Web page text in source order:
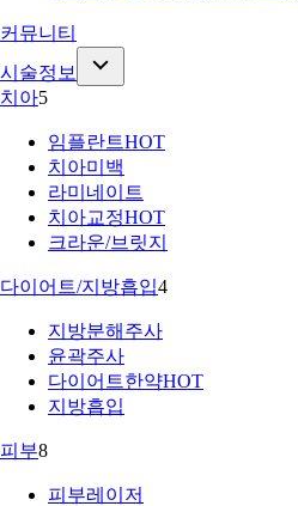
커뮤니티
시술정보
치아5
임플란트HOT
치아미백
라미네이트
치아교정HOT
크라운/브릿지
다이어트/지방흡입4
지방분해주사
윤곽주사
다이어트한약HOT
지방흡입
피부8
피부레이저